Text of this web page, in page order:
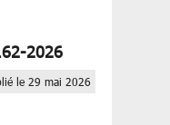
2026
le 29 mai 2026